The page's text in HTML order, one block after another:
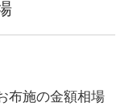
布施の金額相場